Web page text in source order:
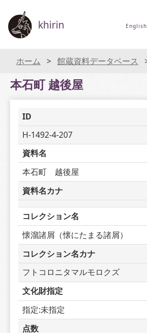
khirin English
ホーム 館蔵資料データベース
本石町 越後屋
ID
H-1492-4-207
資料名
本石町　越後屋
資料名カナ
コレクション名
懐溜諸屑（懐にたまる諸屑）
コレクション名カナ
フトコロニタマルモロクズ
文化財指定
指定:未指定
点数